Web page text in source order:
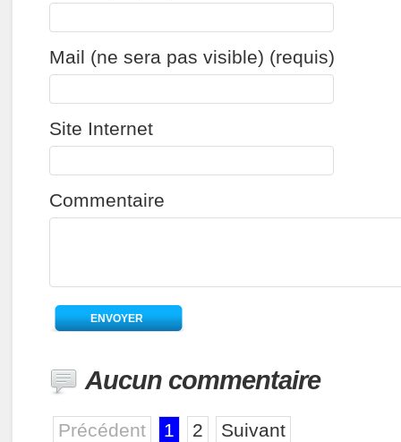
Mail (ne sera pas visible) (requis)
Site Internet
Commentaire
Aucun commentaire
Précédent 1 2 Suivant